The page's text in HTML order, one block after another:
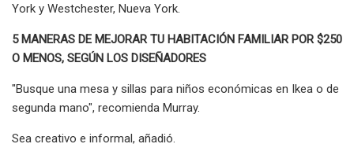
York y Westchester, Nueva York.
5 MANERAS DE MEJORAR TU HABITACIÓN FAMILIAR POR $250
O MENOS, SEGÚN LOS DISEÑADORES
"Busque una mesa y sillas para niños económicas en Ikea o de
segunda mano", recomienda Murray.
Sea creativo e informal, añadió.